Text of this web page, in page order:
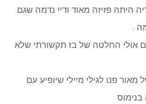
היתה פזיזה מאוד ודיי נדמה שגם
.
אולי החלטה של בז תקשורתי שלא
פנו לגילי מיילי שיופיע עם